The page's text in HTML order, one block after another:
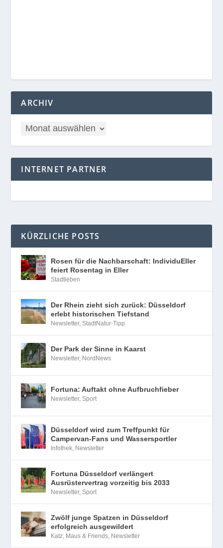
ARCHIV
INTERNET PARTNER
KÜRZLICHE POSTS
Rosen für die Nachbarschaft: IndividuEller
feiert Rosentag in Eller
Stadtleben
Der Rhein zieht sich zurück: Düsseldorf
erlebt historischen Tiefstand
Newsletter,StadtNatur-Tipp
Der Park der Sinne in Kaarst
Newsletter, NordNews
Fortuna: Auftakt ohne Aufbruchfieber
Newsletter,Sport
Düsseldorf wird zum Treffpunkt für
Campervan-Fans und Wassersportler
Infothek Newsletter
Fortuna Düsseldorf verlängert
Ausrüstervertrag vorzeitig bis 2033
Newsletter,Sport
Zwölf junge Spatzen in Düsseldorf
erfolgreich ausgewildert
Katz, Maus & Friends Newsletter